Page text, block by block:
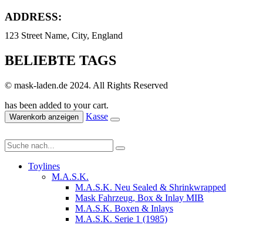
ADDRESS:
123 Street Name, City, England
BELIEBTE TAGS
© mask-laden.de 2024. All Rights Reserved
has been added to your cart.
Warenkorb anzeigen Kasse
Toylines
M.A.S.K.
M.A.S.K. Neu Sealed & Shrinkwrapped
Mask Fahrzeug, Box & Inlay MIB
M.A.S.K. Boxen & Inlays
M.A.S.K. Serie 1 (1985)